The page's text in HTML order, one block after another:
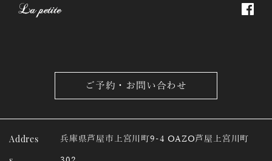
ご予約・お問い合わせ
Addres
兵庫県芦屋市上宮川町9-4 OAZO芦屋上宮川町